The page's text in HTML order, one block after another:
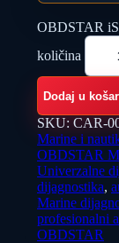
OBDSTAR
količina
Dodaj u
SKU: CAR-
Marine i
OBDSTAR
Univerzalne
dijagnostika,
Marine
profesionalni
OBDSTAR